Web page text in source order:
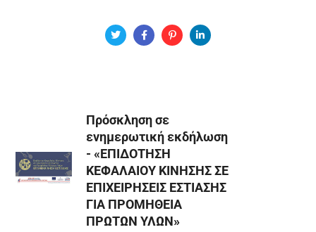
Πρόσκληση σε
ενημερωτική εκδήλωση
- «ΕΠΙΔΟΤΗΣΗ
ΚΕΦΑΛΑΙΟΥ ΚΙΝΗΣΗΣ ΣΕ
ΕΠΙΧΕΙΡΗΣΕΙΣ ΕΣΤΙΑΣΗΣ
ΓΙΑ ΠΡΟΜΗΘΕΙΑ
ΠΡΩΤΩΝ ΥΛΩΝ»